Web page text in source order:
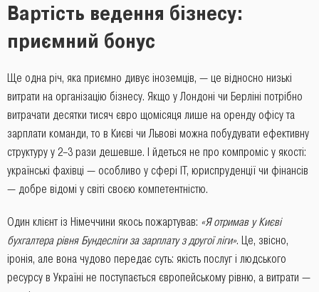
Вартість ведення бізнесу:
приємний бонус
Ще одна річ, яка приємно дивує іноземців, — це відносно низькі
витрати на організацію бізнесу. Якщо у Лондоні чи Берліні потрібно
витрачати десятки тисяч євро щомісяця лише на оренду офісу та
зарплати команди, то в Києві чи Львові можна побудувати ефективну
структуру у 2–3 рази дешевше. І йдеться не про компроміс у якості:
українські фахівці — особливо у сфері IT, юриспруденції чи фінансів
— добре відомі у світі своєю компетентністю.
Один клієнт із Німеччини якось пожартував: «Я отримав у Києві
бухгалтера рівня Бундесліги за зарплату з другої ліги». Це, звісно,
іронія, але вона чудово передає суть: якість послуг і людського
ресурсу в Україні не поступається європейському рівню, а витрати —